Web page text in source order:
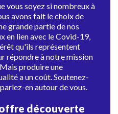
vous soyez si nombreux à
avons fait le choix de
grande partie de nos
en lien avec le Covid-19,
qu'ils représentent
répondre à notre mission
produire une
a un coût. Soutenez-
en autour de vous.
découverte